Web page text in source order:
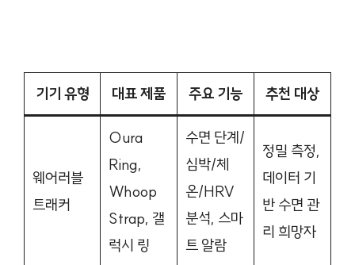
기기 유형 대표 제품 주요 기능 추천 대상
웨어러블
트래커
Oura
Ring,
Whoop
Strap, 갤
럭시 링
수면 단계/
심박/체
온/HRV
분석, 스마
트 알람
정밀 측정,
데이터 기
반 수면 관
리 희망자